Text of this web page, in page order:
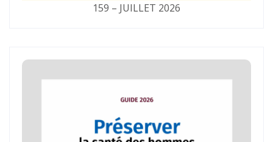
159 – JUILLET 2026